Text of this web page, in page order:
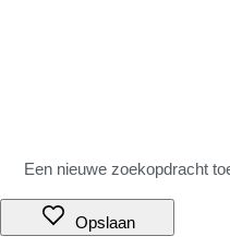
Opslaan